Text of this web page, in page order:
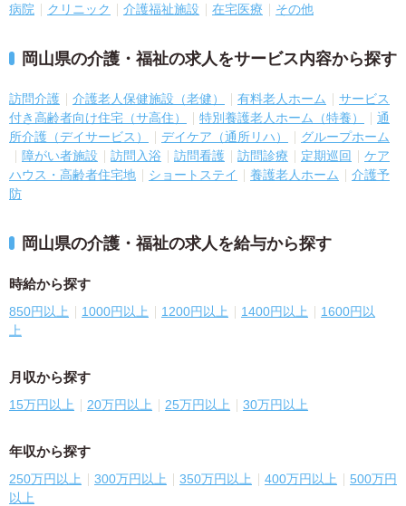
病院 クリニック 介護福祉施設 在宅医療 その他
岡山県の介護・福祉の求人をサービス内容から探す
訪問介護 介護老人保健施設（老健） 有料老人ホーム
サービス
付き高齢者向け住宅（サ高住）
特別養護老人ホーム（特養）
通
所介護（デイサービス）
デイケア（通所リハ）
グループホーム
障がい者施設
訪問入浴 訪問看護 訪問診療 定期巡回
ケア
ハウス・高齢者住宅地
ショートステイ 養護老人ホーム
介護予
防
岡山県の介護・福祉の求人を給与から探す
時給から探す
850円以上 1000円以上 1200円以上 1400円以上
1600円以
上
月収から探す
15万円以上 20万円以上 25万円以上 30万円以上
年収から探す
250万円以上 300万円以上 350万円以上 400万円以上
500万円
以上